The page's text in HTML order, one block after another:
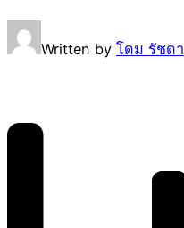
Written by โดม รัชดา